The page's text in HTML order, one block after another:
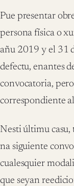
Pue presentar
persona física o
añu 2019 y el 31
defectu, enantes
convocatoria,
correspondiente
Nesti últimu casu,
na siguiente
cualesquier
que seyan